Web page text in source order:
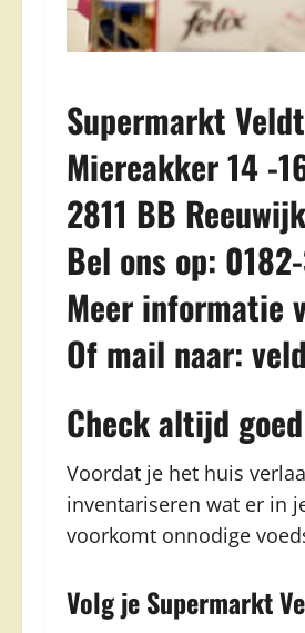
Supermarkt
Miereakker 14 -
2811 BB Reeuwijk
Bel ons op:
Meer informatie
Of mail naar:
Check altijd
Voordat je het huis
inventariseren wat er in
voorkomt onnodige
Volg je Supermarkt